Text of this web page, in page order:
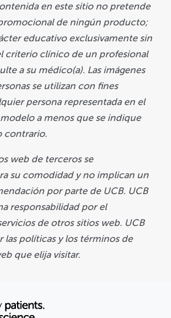
años, UCB ha respondido a
cambiantes durante el
de las
las que enfoca sus
informativo a personas de
en este sitio no pretende
de ningún producto;
educativo exclusivamente sin
criterio clínico de un profesional
a su médico(a). Las imágenes
se utilizan con fines
persona representada en el
a menos que se indique
contrario.
web de terceros se
su comodidad y no implican un
por parte de UCB. UCB
responsabilidad por el
de otros sitios web. UCB
las políticas y los términos de
que elija visitar.